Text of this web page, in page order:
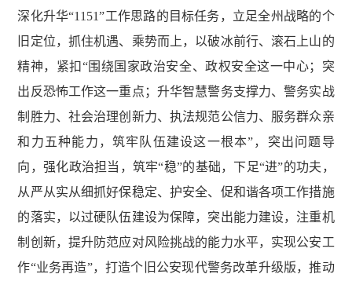
深化升华“1151”工作思路的目标任务，立足全州战略的个
旧定位，抓住机遇、乘势而上，以破冰前行、滚石上山的
精神，紧扣“围绕国家政治安全、政权安全这一中心；突
出反恐怖工作这一重点；升华智慧警务支撑力、警务实战
制胜力、社会治理创新力、执法规范公信力、服务群众亲
和力五种能力，筑牢队伍建设这一根本”，突出问题导
向，强化政治担当，筑牢“稳”的基础，下足“进”的功夫，
从严从实从细抓好保稳定、护安全、促和谐各项工作措施
的落实，以过硬队伍建设为保障，突出能力建设，注重机
制创新，提升防范应对风险挑战的能力水平，实现公安工
作“业务再造”，打造个旧公安现代警务改革升级版，推动